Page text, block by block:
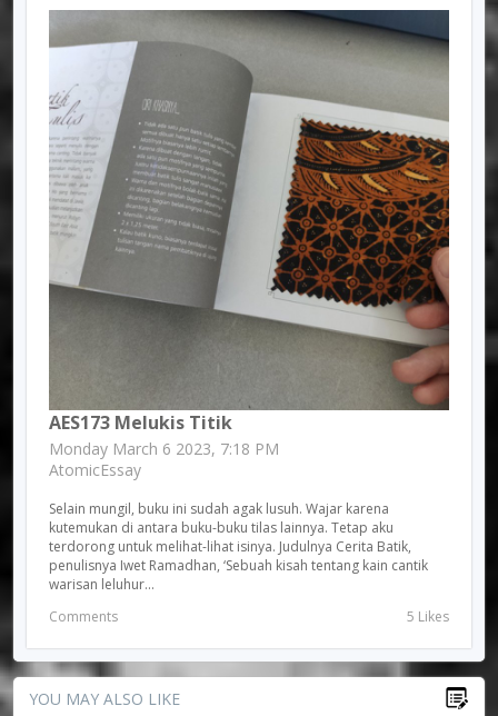
AES173 Melukis Titik
Monday March 6 2023, 7:18 PM
AtomicEssay
Selain mungil, buku ini sudah agak lusuh. Wajar karena
kutemukan di antara buku-buku tilas lainnya. Tetap aku
terdorong untuk melihat-lihat isinya. Judulnya Cerita Batik,
penulisnya Iwet Ramadhan, ‘Sebuah kisah tentang kain cantik
warisan leluhur...
Comments
5 Likes
YOU MAY ALSO LIKE